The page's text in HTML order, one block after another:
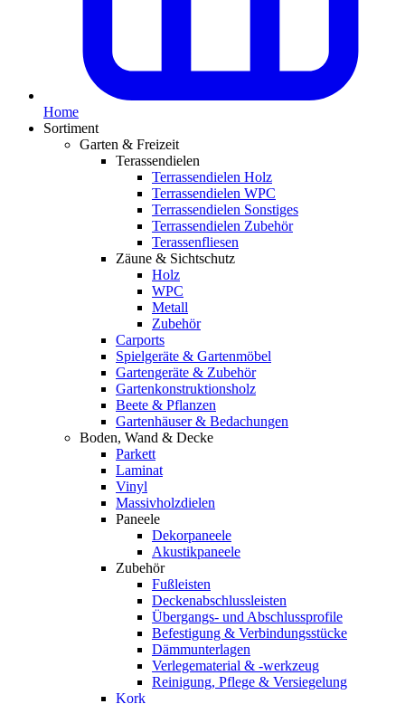
Home
Sortiment
Garten & Freizeit
Terassendielen
Terrassendielen Holz
Terrassendielen WPC
Terrassendielen Sonstiges
Terrassendielen Zubehör
Terassenfliesen
Zäune & Sichtschutz
Holz
WPC
Metall
Zubehör
Carports
Spielgeräte & Gartenmöbel
Gartengeräte & Zubehör
Gartenkonstruktionsholz
Beete & Pflanzen
Gartenhäuser & Bedachungen
Boden, Wand & Decke
Parkett
Laminat
Vinyl
Massivholzdielen
Paneele
Dekorpaneele
Akustikpaneele
Zubehör
Fußleisten
Deckenabschlussleisten
Übergangs- und Abschlussprofile
Befestigung & Verbindungsstücke
Dämmunterlagen
Verlegematerial & -werkzeug
Reinigung, Pflege & Versiegelung
Kork